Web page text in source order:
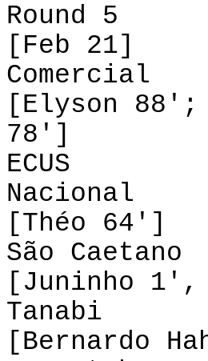
Round 5
[Feb 21]
[Elyson
78']
[Théo 64']
São
[Juninho
[Bernardo